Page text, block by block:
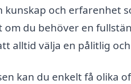
och erfarenhet
du behöver en
alltid välja en pålitlig
kan du enkelt få olika